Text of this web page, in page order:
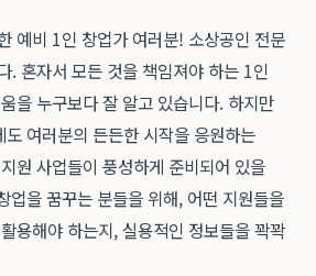
예비 1인 창업가 여러분! 소상공인 전문
. 혼자서 모든 것을 책임져야 하는 1인
을 누구보다 잘 알고 있습니다. 하지만
여러분의 든든한 시작을 응원하는
원 사업들이 풍성하게 준비되어 있을
업을 꿈꾸는 분들을 위해, 어떤 지원들을
용해야 하는지, 실용적인 정보들을 꽉꽉